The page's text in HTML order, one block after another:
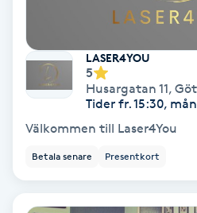
Nagelförlängning akryl
Nagelförlängning gelé
Nagelförlängning glasfiber
Nagelförlängning silke
LASER4YOU
5
Husargatan 11,
Tider fr. 15:30,
Välkommen till Laser4You
Betala senare Presentkort